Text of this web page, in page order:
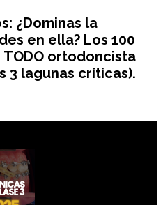
¿Dominas la
en ella? Los 100
ortodoncista
3 lagunas críticas).